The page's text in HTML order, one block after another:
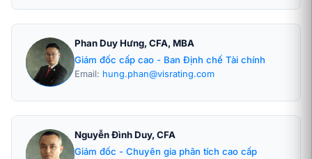
Phan Duy Hưng, CFA, MBA
Giám đốc cấp cao - Ban Định chế Tài chính
Email: hung.phan@visrating.com
Nguyễn Đình Duy, CFA
Giám đốc - Chuyên gia phân tích cao cấp